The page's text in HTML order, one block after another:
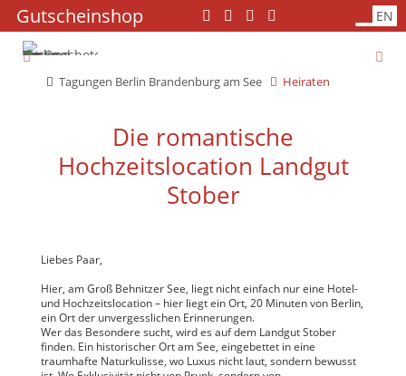
Navigation
überspringen
Gutscheinshop
Navigation
überspringen
EN
Tagungen Berlin Brandenburg am See Heiraten
Die romantische
Hochzeitslocation Landgut
Stober
Liebes Paar,
Hier, am Groß Behnitzer See, liegt nicht einfach nur eine Hotel-
und Hochzeitslocation – hier liegt ein Ort, 20 Minuten von Berlin,
ein Ort der unvergesslichen Erinnerungen.
Wer das Besondere sucht, wird es auf dem Landgut Stober
finden. Ein historischer Ort am See, eingebettet in eine
traumhafte Naturkulisse, wo Luxus nicht laut, sondern bewusst